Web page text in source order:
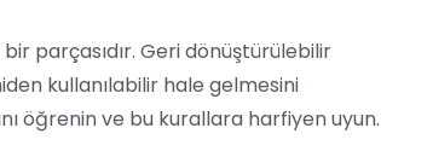
parçasıdır. Geri dönüştürülebilir
kullanılabilir hale gelmesini
öğrenin ve bu kurallara harfiyen uyun.